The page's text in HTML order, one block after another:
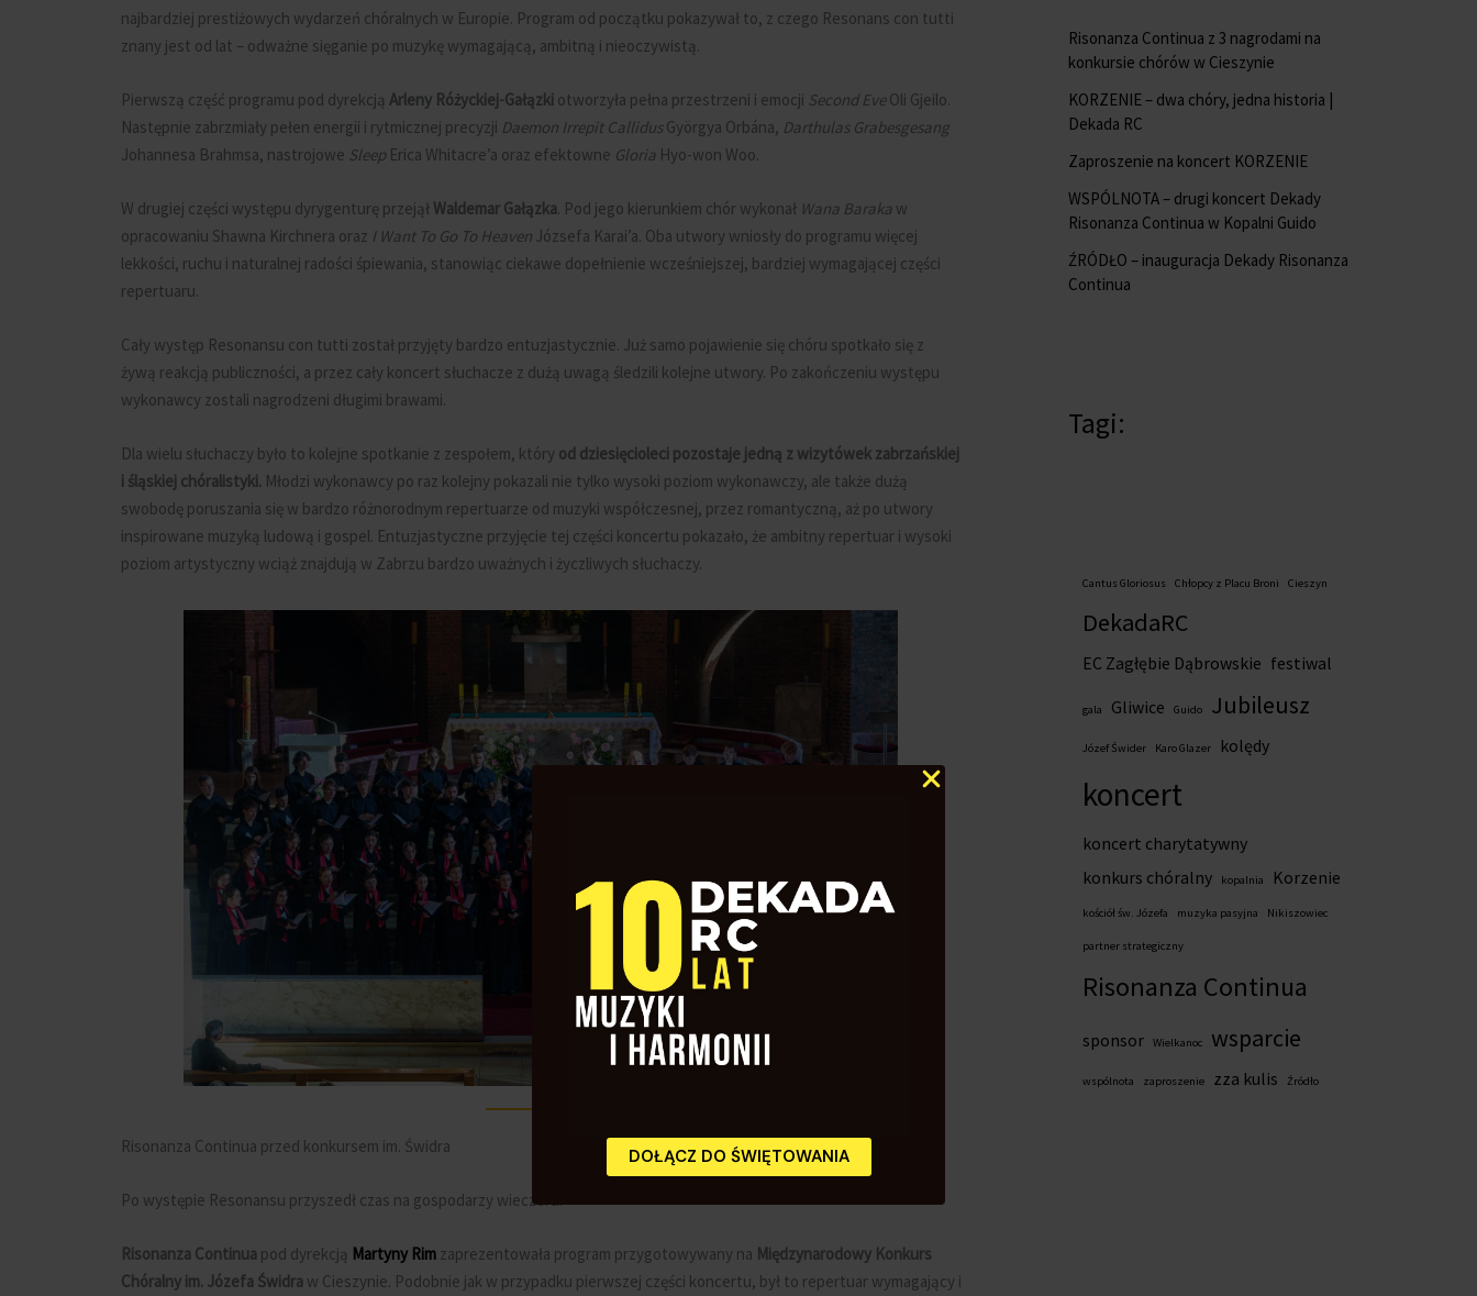
DOŁĄCZ DO ŚWIĘTOWANIA
najbardziej prestiżowych wydarzeń chóralnych w Europie. Program od początku pokazywał to, z czego Resonans con tutti
znany jest od lat – odważne sięganie po muzykę wymagającą, ambitną i nieoczywistą.
Pierwszą część programu pod dyrekcją Arleny Różyckiej-Gałązki otworzyła pełna przestrzeni i emocji Second EveOli Gjeilo.
Następnie zabrzmiały pełen energii i rytmicznej precyzji Daemon Irrepit CallidusGyörgya Orbána, Darthulas Grabesgesang
Johannesa Brahmsa, nastrojowe Sleep Erica Whitacre’a oraz efektowne Gloria Hyo-won Woo.
W drugiej części występu dyrygenturę przejął Waldemar Gałązka. Pod jego kierunkiem chór wykonał Wana Baraka w
opracowaniu Shawna Kirchnera oraz I Want To Go To HeavenJózsefa Karai’a. Oba utwory wniosły do programu więcej
lekkości, ruchu i naturalnej radości śpiewania, stanowiąc ciekawe dopełnienie wcześniejszej, bardziej wymagającej części
repertuaru.
Cały występ Resonansu con tutti został przyjęty bardzo entuzjastycznie. Już samo pojawienie się chóru spotkało się z
żywą reakcją publiczności, a przez cały koncert słuchacze z dużą uwagą śledzili kolejne utwory. Po zakończeniu występu
wykonawcy zostali nagrodzeni długimi brawami.
Dla wielu słuchaczy było to kolejne spotkanie z zespołem, który od dziesięcioleci pozostaje jedną z wizytówek zabrzańskiej
i śląskiej chóralistyki. Młodzi wykonawcy po raz kolejny pokazali nie tylko wysoki poziom wykonawczy, ale także dużą
swobodę poruszania się w bardzo różnorodnym repertuarze od muzyki współczesnej, przez romantyczną, aż po utwory
inspirowane muzyką ludową i gospel. Entuzjastyczne przyjęcie tej części koncertu pokazało, że ambitny repertuar i wysoki
poziom artystyczny wciąż znajdują w Zabrzu bardzo uważnych i życzliwych słuchaczy.
Risonanza Continua przed konkursem im. Świdra
Po występie Resonansu przyszedł czas na gospodarzy wieczoru.
Risonanza Continua pod dyrekcją Martyny Rimzaprezentowała program przygotowywany na Międzynarodowy Konkurs
Chóralny im. Józefa Świdra w Cieszynie. Podobnie jak w przypadku pierwszej części koncertu, był to repertuar wymagający i
Risonanza Continua z 3 nagrodami na
konkursie chórów w Cieszynie
KORZENIE – dwa chóry, jedna historia |
Dekada RC
Zaproszenie na koncert KORZENIE
WSPÓLNOTA – drugi koncert Dekady
Risonanza Continua w Kopalni Guido
ŹRÓDŁO – inauguracja Dekady Risonanza
Continua
Tagi:
Cantus Gloriosus Chłopcy z Placu Broni Cieszyn
DekadaRC
EC Zagłębie Dąbrowskie festiwal
gala Gliwice Guido Jubileusz
Józef Świder Karo Glazer kolędy
koncert
koncert charytatywny
konkurs chóralny
kopalnia Korzenie
kościół św. Józefa muzyka pasyjna Nikiszowiec
partner strategiczny
Risonanza Continua
sponsor Wielkanoc wsparcie
wspólnota zaproszenie zza kulis Źródło